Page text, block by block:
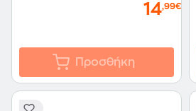
14,99€
Προσθήκη